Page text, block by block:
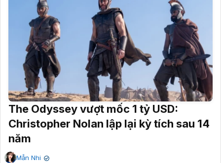
The Odyssey vượt mốc 1 tỷ USD:
Christopher Nolan lập lại kỳ tích sau 14
năm
Mẫn Nhi ✔